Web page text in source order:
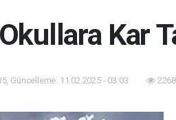
Kar
Güncelleme: 11.02.2025 - 03:03